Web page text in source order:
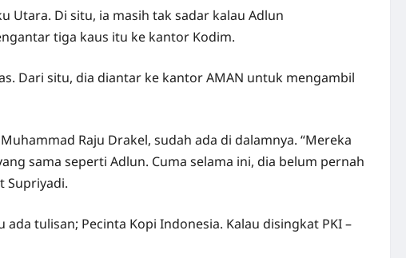
Utara. Di situ, ia masih tak sadar kalau Adlun
tiga kaus itu ke kantor Kodim.
Dari situ, dia diantar ke kantor AMAN untuk mengambil
Raju Drakel, sudah ada di dalamnya. “Mereka
sama seperti Adlun. Cuma selama ini, dia belum pernah
Supriyadi.
tulisan; Pecinta Kopi Indonesia. Kalau disingkat PKI –